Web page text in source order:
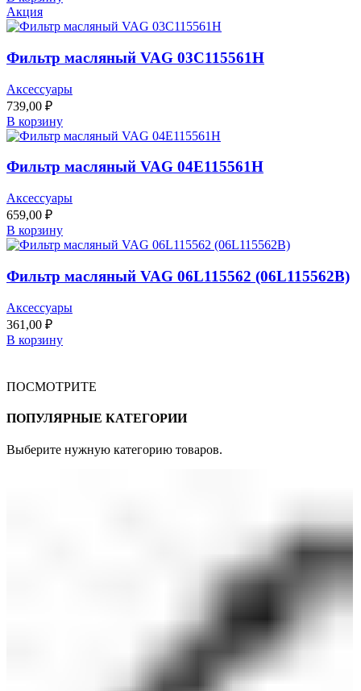
Акция
Фильтр масляный VAG 03C115561H
Аксессуары
739,00 ₽
В корзину
Фильтр масляный VAG 04E115561H
Аксессуары
659,00 ₽
В корзину
Фильтр масляный VAG 06L115562 (06L115562B)
Аксессуары
361,00 ₽
В корзину
ПОСМОТРИТЕ
ПОПУЛЯРНЫЕ КАТЕГОРИИ
Выберите нужную категорию товаров.